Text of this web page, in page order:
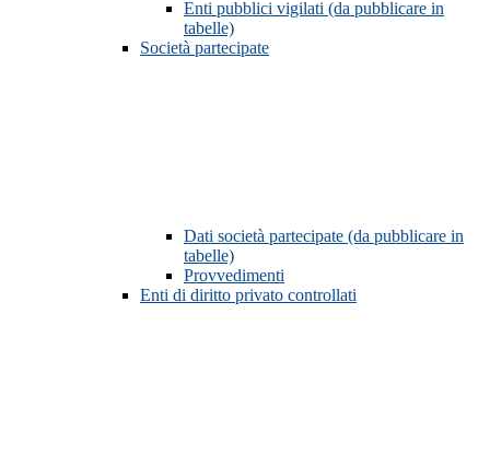
Enti pubblici vigilati (da pubblicare in
tabelle)
Società partecipate
Dati società partecipate (da pubblicare in
tabelle)
Provvedimenti
Enti di diritto privato controllati